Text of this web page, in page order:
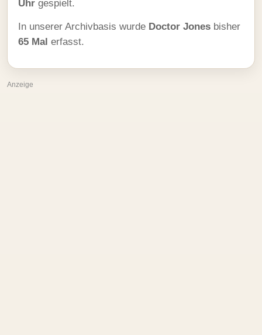
Uhr gespielt.
In unserer Archivbasis wurde Doctor Jones bisher
65 Mal erfasst.
Anzeige